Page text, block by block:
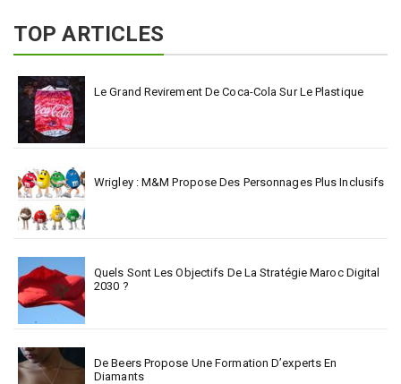
TOP ARTICLES
Le Grand Revirement De Coca-Cola Sur Le Plastique
Wrigley : M&M Propose Des Personnages Plus Inclusifs
Quels Sont Les Objectifs De La Stratégie Maroc Digital
2030 ?
De Beers Propose Une Formation D’experts En
Diamants